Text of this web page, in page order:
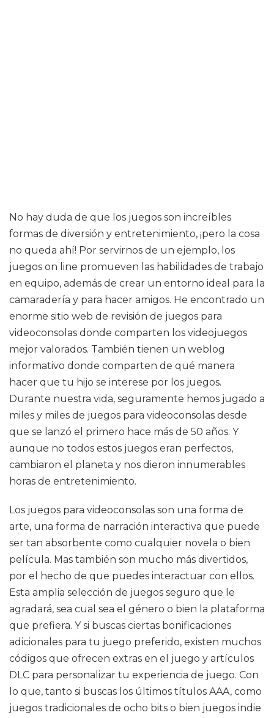
No hay duda de que los juegos son increíbles
formas de diversión y entretenimiento, ¡pero la cosa
no queda ahí! Por servirnos de un ejemplo, los
juegos on line promueven las habilidades de trabajo
en equipo, además de crear un entorno ideal para la
camaradería y para hacer amigos. He encontrado un
enorme sitio web de revisión de juegos para
videoconsolas donde comparten los videojuegos
mejor valorados. También tienen un weblog
informativo donde comparten de qué manera
hacer que tu hijo se interese por los juegos.
Durante nuestra vida, seguramente hemos jugado a
miles y miles de juegos para videoconsolas desde
que se lanzó el primero hace más de 50 años. Y
aunque no todos estos juegos eran perfectos,
cambiaron el planeta y nos dieron innumerables
horas de entretenimiento.
Los juegos para videoconsolas son una forma de
arte, una forma de narración interactiva que puede
ser tan absorbente como cualquier novela o bien
película. Mas también son mucho más divertidos,
por el hecho de que puedes interactuar con ellos.
Esta amplia selección de juegos seguro que le
agradará, sea cual sea el género o bien la plataforma
que prefiera. Y si buscas ciertas bonificaciones
adicionales para tu juego preferido, existen muchos
códigos que ofrecen extras en el juego y artículos
DLC para personalizar tu experiencia de juego. Con
lo que, tanto si buscas los últimos títulos AAA, como
juegos tradicionales de ocho bits o bien juegos indie